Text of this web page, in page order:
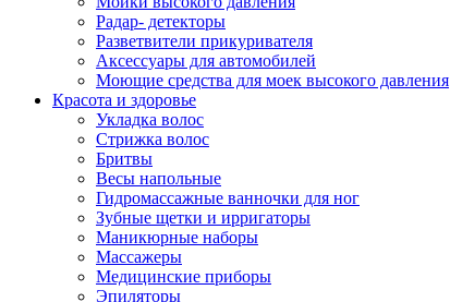
Радар- детекторы
Разветвители прикуривателя
Аксессуары для автомобилей
Моющие средства для моек высокого давления
Красота и здоровье
Укладка волос
Стрижка волос
Бритвы
Весы напольные
Гидромассажные ванночки для ног
Зубные щетки и ирригаторы
Маникюрные наборы
Массажеры
Медицинские приборы
Эпиляторы